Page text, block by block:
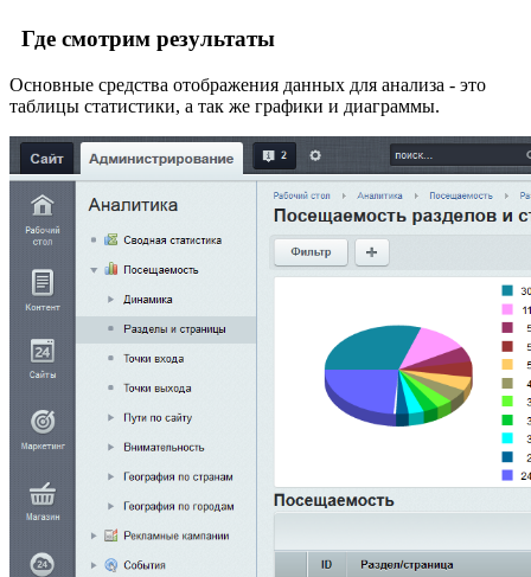
Где смотрим результаты
Основные средства отображения данных для анализа - это
таблицы статистики, а так же графики и диаграммы.